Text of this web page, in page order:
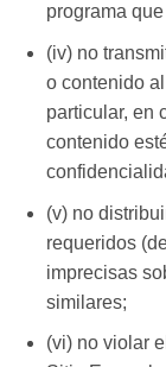
programa
(iv) no
o contenido
particular, en
contenido
(v) no
requeridos
imprecisas
similares;
(vi) no violar